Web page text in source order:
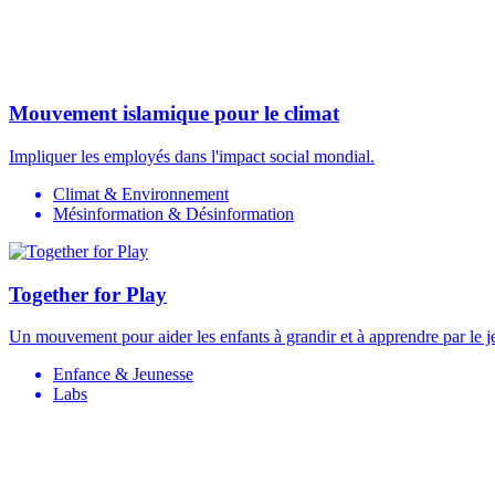
Mouvement islamique pour le climat
Impliquer les employés dans l'impact social mondial.
Climat & Environnement
Mésinformation & Désinformation
Together for Play
Un mouvement pour aider les enfants à grandir et à apprendre par le
Enfance & Jeunesse
Labs